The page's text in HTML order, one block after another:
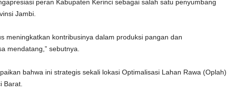
peran Kabupaten Kerinci sebagai salah satu penyumbang
Jambi.
meningkatkan kontribusinya dalam produksi pangan dan
mendatang,” sebutnya.
bahwa ini strategis sekali lokasi Optimalisasi Lahan Rawa (Oplah)
Barat.